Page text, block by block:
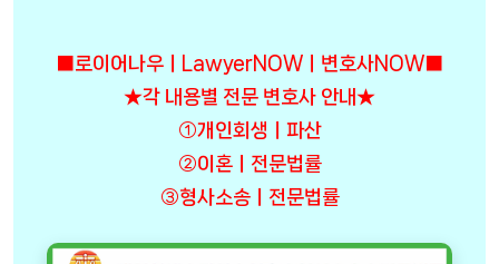
■로이어나우ㅣLawyerNOWㅣ변호사NOW■
★각 내용별 전문 변호사 안내★
①개인회생ㅣ파산
②이혼ㅣ전문법률
③형사소송ㅣ전문법률